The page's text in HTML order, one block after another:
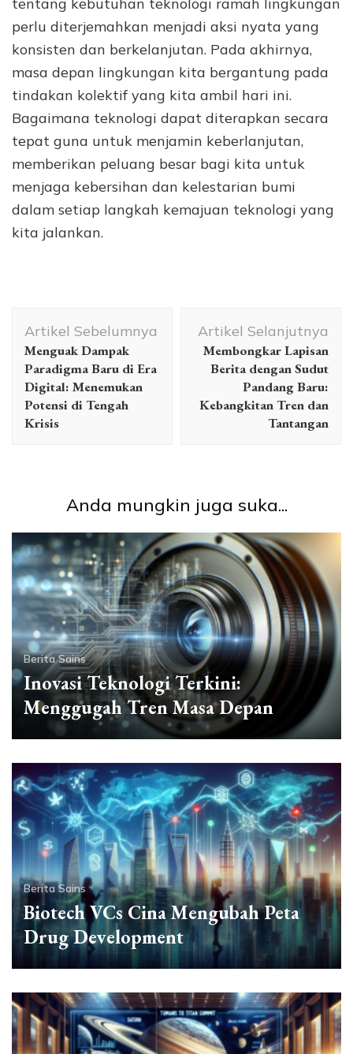
perlu diterjemahkan menjadi aksi nyata yang
konsisten dan berkelanjutan. Pada akhirnya,
masa depan lingkungan kita bergantung pada
tindakan kolektif yang kita ambil hari ini.
Bagaimana teknologi dapat diterapkan secara
tepat guna untuk menjamin keberlanjutan,
memberikan peluang besar bagi kita untuk
menjaga kebersihan dan kelestarian bumi
dalam setiap langkah kemajuan teknologi yang
kita jalankan.
Artikel
Artikel Sebelumnya
Menguak Dampak
Paradigma Baru di Era
Digital: Menemukan
Potensi di Tengah
Krisis
Artikel Selanjutnya
Membongkar Lapisan
Berita dengan Sudut
Pandang Baru:
Kebangkitan Tren dan
Tantangan
Anda mungkin juga suka...
Berita Sains
Inovasi Teknologi Terkini:
Menggugah Tren Masa Depan
Berita Sains
Biotech VCs Cina Mengubah Peta
Drug Development